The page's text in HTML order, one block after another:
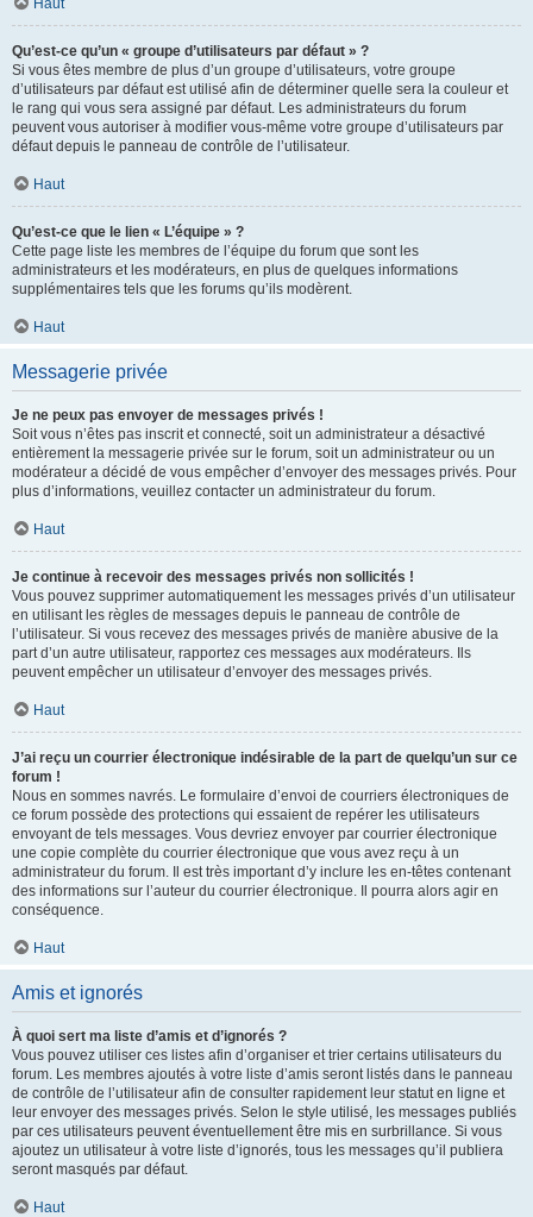
Haut
Qu’est-ce qu’un « groupe d’utilisateurs par défaut » ?
Si vous êtes membre de plus d’un groupe d’utilisateurs, votre groupe
d’utilisateurs par défaut est utilisé afin de déterminer quelle sera la couleur et
le rang qui vous sera assigné par défaut. Les administrateurs du forum
peuvent vous autoriser à modifier vous-même votre groupe d’utilisateurs par
défaut depuis le panneau de contrôle de l’utilisateur.
Haut
Qu’est-ce que le lien « L’équipe » ?
Cette page liste les membres de l’équipe du forum que sont les
administrateurs et les modérateurs, en plus de quelques informations
supplémentaires tels que les forums qu’ils modèrent.
Haut
Messagerie privée
Je ne peux pas envoyer de messages privés !
Soit vous n’êtes pas inscrit et connecté, soit un administrateur a désactivé
entièrement la messagerie privée sur le forum, soit un administrateur ou un
modérateur a décidé de vous empêcher d’envoyer des messages privés. Pour
plus d’informations, veuillez contacter un administrateur du forum.
Haut
Je continue à recevoir des messages privés non sollicités !
Vous pouvez supprimer automatiquement les messages privés d’un utilisateur
en utilisant les règles de messages depuis le panneau de contrôle de
l’utilisateur. Si vous recevez des messages privés de manière abusive de la
part d’un autre utilisateur, rapportez ces messages aux modérateurs. Ils
peuvent empêcher un utilisateur d’envoyer des messages privés.
Haut
J’ai reçu un courrier électronique indésirable de la part de quelqu’un sur ce
forum !
Nous en sommes navrés. Le formulaire d’envoi de courriers électroniques de
ce forum possède des protections qui essaient de repérer les utilisateurs
envoyant de tels messages. Vous devriez envoyer par courrier électronique
une copie complète du courrier électronique que vous avez reçu à un
administrateur du forum. Il est très important d’y inclure les en-têtes contenant
des informations sur l’auteur du courrier électronique. Il pourra alors agir en
conséquence.
Haut
Amis et ignorés
À quoi sert ma liste d’amis et d’ignorés ?
Vous pouvez utiliser ces listes afin d’organiser et trier certains utilisateurs du
forum. Les membres ajoutés à votre liste d’amis seront listés dans le panneau
de contrôle de l’utilisateur afin de consulter rapidement leur statut en ligne et
leur envoyer des messages privés. Selon le style utilisé, les messages publiés
par ces utilisateurs peuvent éventuellement être mis en surbrillance. Si vous
ajoutez un utilisateur à votre liste d’ignorés, tous les messages qu’il publiera
seront masqués par défaut.
Haut